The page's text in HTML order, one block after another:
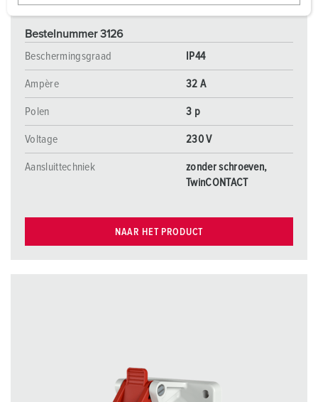
w
Bestelnummer 3126
Beschermingsgraad
IP44
Ampère 32 A
Polen 3 p
Voltage 230 V
Aansluittechniek
zonder schroeven,
TwinCONTACT
NAAR HET PRODUCT